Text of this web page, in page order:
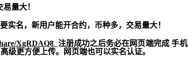
量大！
实名，新用户能开合约， 币种多，交易量大！
XgRDAQ8 注册成功之后务必在网页端完成 手
级更方便上传。网页端也可以实名认证。